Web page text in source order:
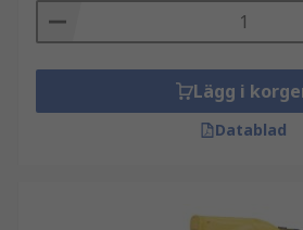
Lägg i
Datablad